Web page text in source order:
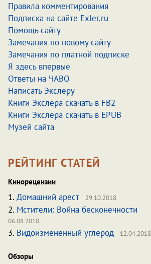
Правила комментирования
Подписка на сайте Exler.ru
Помощь сайту
Замечания по новому сайту
Замечания по платной подписке
Я здесь впервые
Ответы на ЧАВО
Написать Экслеру
Книги Экслера скачать в FB2
Книги Экслера скачать в EPUB
Музей сайта
РЕЙТИНГ СТАТЕЙ
Кинорецензии
1. Домашний арест 29.10.2018
2. Мстители: Война бесконечности
06.08.2018
3. Видоизмененный углерод 12.04.2018
Обзоры